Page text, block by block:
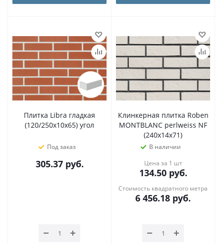
Плитка Libra гладкая
(120/250х10х65) угол
Под заказ
305.37руб.
Клинкерная плитка Roben
MONTBLANC perlweiss NF
(240x14x71)
В наличии
Цена за 1 шт
134.50руб.
Стоимость квадратного метра
6 456.18 руб.